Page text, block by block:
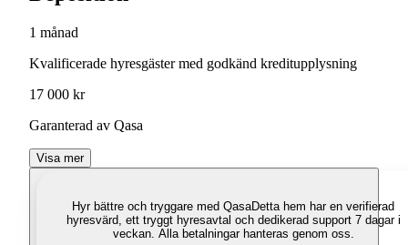
1 månad
Kvalificerade hyresgäster med godkänd kreditupplysning
17 000 kr
Garanterad av Qasa
Visa mer
Hyr bättre och tryggare med QasaDetta hem har en verifierad
hyresvärd, ett tryggt hyresavtal och dedikerad support 7 dagar i
veckan. Alla betalningar hanteras genom oss.